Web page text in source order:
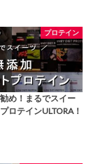
プロテイン
め！まるでスイー
ロテインULTORA！